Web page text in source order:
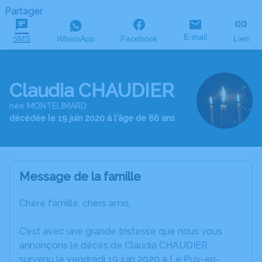
Partager
SMS WhatsApp Facebook E-mail Lien
Claudia CHAUDIER
née MONTELIMARD
décédée le 19 juin 2020 à l'âge de 86 ans
Message de la famille
Chère famille, chers amis,
C’est avec une grande tristesse que nous vous
annonçons le décès de Claudia CHAUDIER
survenu le vendredi 19 juin 2020 à Le Puy-en-